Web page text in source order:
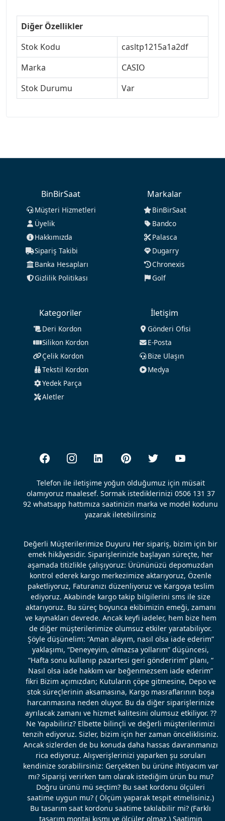
Diğer Özellikler
Stok Kodu
casltp1215a1a2df
Marka
CASIO
Stok Durumu
Var
BinBirSaat
Müşteri Hizmetleri
Üyelik
Hakkımızda
Sipariş Takibi
Banka Hesapları
Gizlilik Politikası
Markalar
BinBirSaat
Bandco
Palasca
Dugarry
Chronexis
Golf
Kategoriler
Deri Kordon
Silikon Kordon
Çelik Kordon
Tekstil Kordon
Yedek Parça
Aletler
İletişim
Gönderi Ofisi
E-Posta
Bize Ulaşın
Medya
Telefon ile iletişime yoğun olduğumuz için müsait
olamıyoruz maalesef. Sormak istediklerinizi 0506 131 37
92 whatsapp hattımıza saatinizin marka ve model kodunu
yazarak iletebilirsiniz
Değerli Müşterilerimize Duyuru Her sipariş, bizim için bir
emek hikâyesidir. Siparişlerinizle başlayan süreçte, her
aşamada titizlikle çalışıyoruz: Ürününüzü depomuzdan
kontrol ederek kargo merkezimize aktarıyoruz, Özenle
paketliyoruz, Faturanızı düzenliyoruz ve Kargoya teslim
ediyoruz. Akabinde kargo takip bilgilerini sms ile size
aktarıyoruz. Bu süreç boyunca ekibimizin emeği, zamanı
ve kaynakları devrede. Ancak keyfi iadeler, hem bize hem
de diğer müşterilerimize olumsuz etkiler yaratabiliyor.
Şöyle düşünelim: “Aman alayım, nasıl olsa iade ederim”
yaklaşımı, “Deneyeyim, olmazsa yollarım” düşüncesi,
“Hafta sonu kullanıp pazartesi geri gönderirim” planı, “
Nasıl olsa iade hakkım var beğenmezsem iade ederim”
fikri Bizim açımızdan; Kutuların çöpe gitmesine, Depo ve
stok süreçlerinin aksamasına, Kargo masraflarının boşa
harcanmasına neden oluyor. Bu da diğer siparişlerinize
ayrılacak zamanı ve hizmet kalitesini olumsuz etkiliyor. ??
Ne Yapabiliriz? Elbette bilinçli ve değerli müşterilerimizi
tenzih ediyoruz. Sizler, bizim için her zaman önceliklisiniz.
Ancak sizlerden de bu konuda daha hassas davranmanızı
rica ediyoruz. Alışverişlerinizi yaparken şu soruları
kendinize sorabilirsiniz: Gerçekten bu ürüne ihtiyacım var
mı? Siparişi verirken tam olarak istediğim ürün bu mu?
Doğru ürünü mü seçtim? Bu saat kordonu ölçüleri
saatime uygun mu? ( Ölçüm yaparak tespit etmelisiniz.)
Bu tasarım saat kordonu saatime takılabilir mi? (Farklı
tasarım montaj kısmı ve ölçüler olmaz.) Saatimin